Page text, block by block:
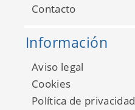
Contacto
Información
Aviso legal
Cookies
Política de privacidad